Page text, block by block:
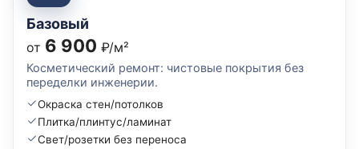
Базовый
от 6 900 ₽/м²
Косметический ремонт: чистовые покрытия без
переделки инженерии.
Окраска стен/потолков
Плитка/плинтус/ламинат
Свет/розетки без переноса